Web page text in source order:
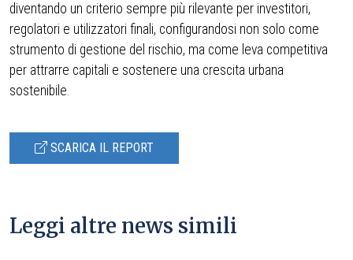
diventando un criterio sempre più rilevante per investitori,
regolatori e utilizzatori finali, configurandosi non solo come
strumento di gestione del rischio, ma come leva competitiva
per attrarre capitali e sostenere una crescita urbana
sostenibile.
SCARICA IL REPORT
Leggi altre news simili